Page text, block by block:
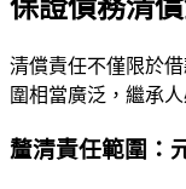
保證債務清
清償責任不僅限於
圍相當廣泛，繼承
釐清責任範圍：